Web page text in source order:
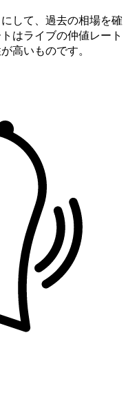
して、過去の相場を確
はライブの仲値レート
高いものです。